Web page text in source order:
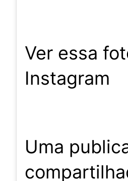
Ver essa
Instagram
Uma